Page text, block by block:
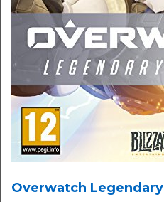
Overwatch Legendary